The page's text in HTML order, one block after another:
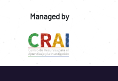
Managed by